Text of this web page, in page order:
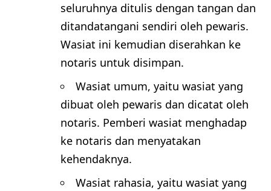
seluruhnya ditulis dengan tangan dan
ditandatangani sendiri oleh pewaris.
Wasiat ini kemudian diserahkan ke
notaris untuk disimpan.
Wasiat umum, yaitu wasiat yang
dibuat oleh pewaris dan dicatat oleh
notaris. Pemberi wasiat menghadap
ke notaris dan menyatakan
kehendaknya.
Wasiat rahasia, yaitu wasiat yang